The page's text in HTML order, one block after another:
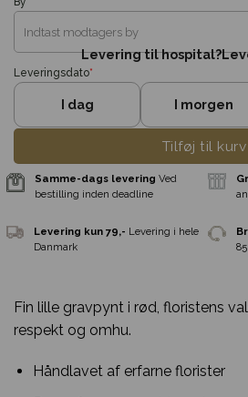
Fin lille gravpynt i rød, floristens
respekt og omhu.
Håndlavet af erfarne florister
Levering til hospital?
*
Leveringsdato
I dag I morgen
Tilføj til kurv